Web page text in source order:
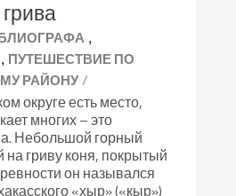
,
, ПУТЕШЕСТВИЕ ПО
РАЙОНУ/
округе есть место,
многих – это
Небольшой горный
на гриву коня, покрытый
он назывался
«хыр» («кыр»)